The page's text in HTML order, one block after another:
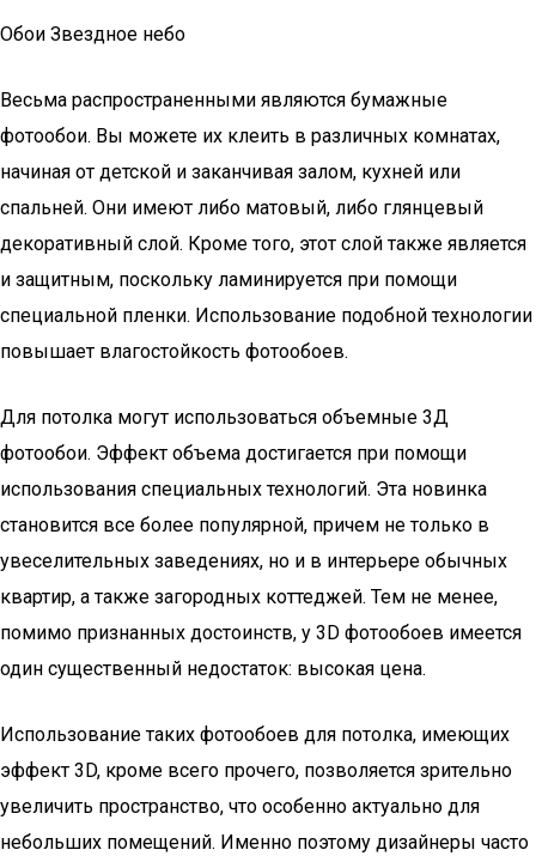
Обои Звездное небо
Весьма распространенными являются бумажные
фотообои. Вы можете их клеить в различных комнатах,
начиная от детской и заканчивая залом, кухней или
спальней. Они имеют либо матовый, либо глянцевый
декоративный слой. Кроме того, этот слой также является
и защитным, поскольку ламинируется при помощи
специальной пленки. Использование подобной технологии
повышает влагостойкость фотообоев.
Для потолка могут использоваться объемные 3Д
фотообои. Эффект объема достигается при помощи
использования специальных технологий. Эта новинка
становится все более популярной, причем не только в
увеселительных заведениях, но и в интерьере обычных
квартир, а также загородных коттеджей. Тем не менее,
помимо признанных достоинств, у 3D фотообоев имеется
один существенный недостаток: высокая цена.
Использование таких фотообоев для потолка, имеющих
эффект 3D, кроме всего прочего, позволяется зрительно
увеличить пространство, что особенно актуально для
небольших помещений. Именно поэтому дизайнеры часто